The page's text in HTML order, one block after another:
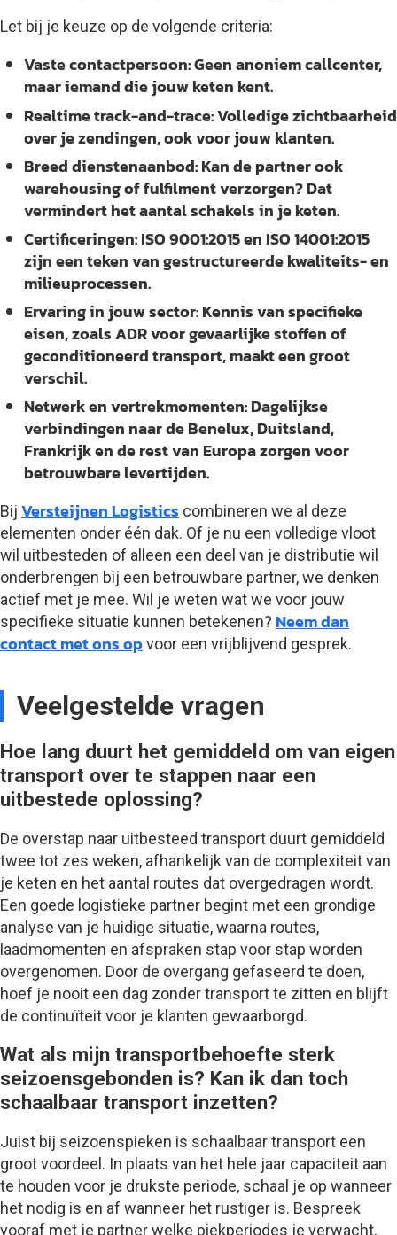
Let bij je keuze op de volgende criteria:
Vaste contactpersoon:Geen anoniem callcenter,
maar iemand die jouw keten kent.
Realtime track-and-trace:Volledige zichtbaarheid
over je zendingen, ook voor jouw klanten.
Breed dienstenaanbod:Kan de partner ook
warehousing of fulfilment verzorgen? Dat
vermindert het aantal schakels in je keten.
Certificeringen:ISO 9001:2015 en ISO 14001:2015
zijn een teken van gestructureerde kwaliteits- en
milieuprocessen.
Ervaring in jouw sector:Kennis van specifieke
eisen, zoals ADR voor gevaarlijke stoffen of
geconditioneerd transport, maakt een groot
verschil.
Netwerk en vertrekmomenten:Dagelijkse
verbindingen naar de Benelux, Duitsland,
Frankrijk en de rest van Europa zorgen voor
betrouwbare levertijden.
Bij Versteijnen Logistics combineren we al deze
elementen onder één dak. Of je nu een volledige vloot
wil uitbesteden of alleen een deel van je distributie wil
onderbrengen bij een betrouwbare partner, we denken
actief met je mee. Wil je weten wat we voor jouw
specifieke situatie kunnen betekenen? Neem dan
contact met ons opvoor een vrijblijvend gesprek.
Veelgestelde vragen
Hoe lang duurt het gemiddeld om van eigen
transport over te stappen naar een
uitbestede oplossing?
De overstap naar uitbesteed transport duurt gemiddeld
twee tot zes weken, afhankelijk van de complexiteit van
je keten en het aantal routes dat overgedragen wordt.
Een goede logistieke partner begint met een grondige
analyse van je huidige situatie, waarna routes,
laadmomenten en afspraken stap voor stap worden
overgenomen. Door de overgang gefaseerd te doen,
hoef je nooit een dag zonder transport te zitten en blijft
de continuïteit voor je klanten gewaarborgd.
Wat als mijn transportbehoefte sterk
seizoensgebonden is? Kan ik dan toch
schaalbaar transport inzetten?
Juist bij seizoenspieken is schaalbaar transport een
groot voordeel. In plaats van het hele jaar capaciteit aan
te houden voor je drukste periode, schaal je op wanneer
het nodig is en af wanneer het rustiger is. Bespreek
vooraf met je partner welke piekperiodes je verwacht,